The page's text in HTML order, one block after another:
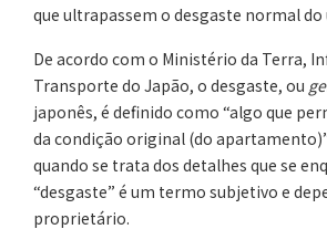
que ultrapassem o desgaste normal do
De acordo com o Ministério da Terra,
Transporte do Japão, o desgaste, ou
japonês, é definido como “algo que
da condição original (do
quando se trata dos detalhes que se
“desgaste” é um termo subjetivo e
proprietário.